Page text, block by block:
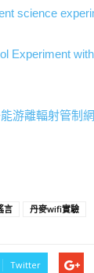
science
Experiment
游離輻射管制網
言 丹麥wifi實驗
Twitter